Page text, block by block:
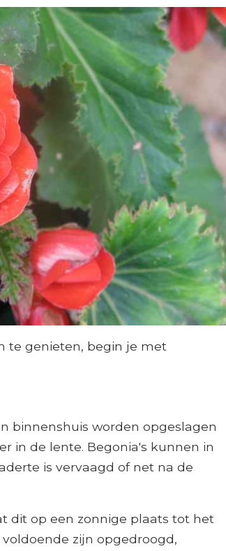
te genieten, begin je met
binnenshuis worden opgeslagen
in de lente. Begonia's kunnen in
is vervaagd of net na de
dit op een zonnige plaats tot het
zijn opgedroogd,